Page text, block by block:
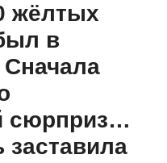
жёлтых
в
сюрприз…
заставила